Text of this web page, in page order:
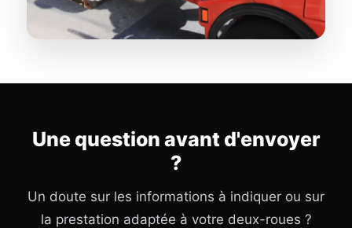
Une question avant d'envoyer
?
Un doute sur les informations à indiquer ou sur
la prestation adaptée à votre deux-roues ?